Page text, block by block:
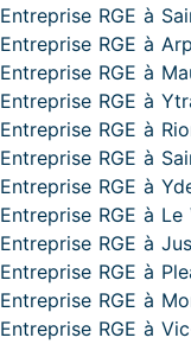
Entreprise RGE à
Entreprise RGE à
Entreprise RGE à
Entreprise RGE à
Entreprise RGE à
Entreprise RGE à
Entreprise RGE à
Entreprise RGE à Le
Entreprise RGE à
Entreprise RGE à
Entreprise RGE à
Entreprise RGE à